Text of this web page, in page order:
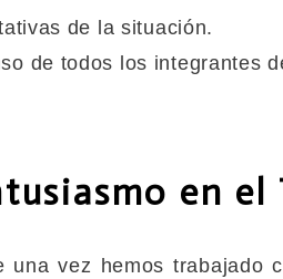
de la situación.
de todos los integrantes
en el
una vez hemos